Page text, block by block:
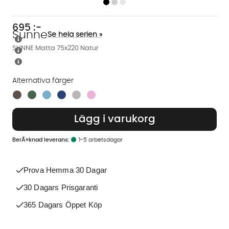
SUNNE Matta 75x220 Natur
SunneSe hela serien »
695 :-
Lägg i varukorg
1-5 arbetsdagar
Alternativa färger
Finns även i dessa färger:
Prova Hemma 30 Dagar
30 Dagars Prisgaranti
365 Dagars Öppet Köp